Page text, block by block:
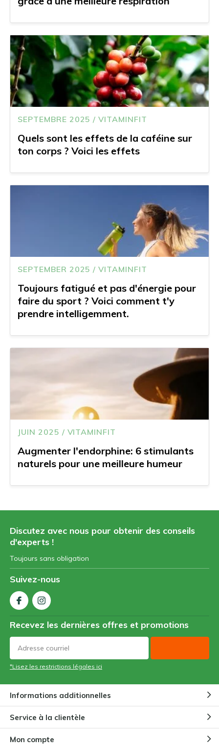
SEPTEMBRE 2025 / VITAMINFIT
Quels sont les effets de la caféine sur
ton corps ? Voici les effets
SEPTEMBER 2025 / VITAMINFIT
Toujours fatigué et pas d'énergie pour
faire du sport ? Voici comment t'y
prendre intelligemment.
JUIN 2025 / VITAMINFIT
Augmenter l'endorphine: 6 stimulants
naturels pour une meilleure humeur
Discutez avec nous pour obtenir des conseils
d'experts !
Toujours sans obligation
Suivez-nous
Recevez les dernières offres et promotions
*Lisez les restrictions légales ici
Informations additionnelles
Service à la clientèle
Mon compte